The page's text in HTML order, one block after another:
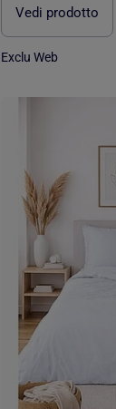
Vedi prodotto
Exclu Web